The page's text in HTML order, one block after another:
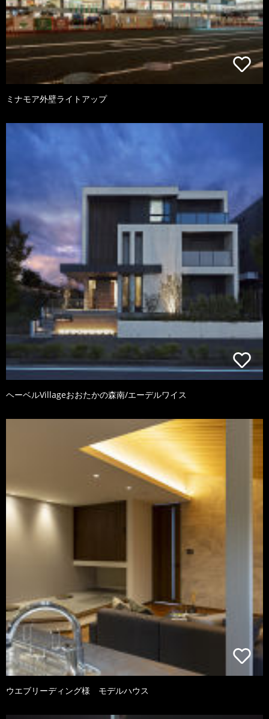
ミナモア外壁ライトアップ
ヘーベルVillageおおたかの森南/エーデルワイス
ウエブリーディング様 モデルハウス